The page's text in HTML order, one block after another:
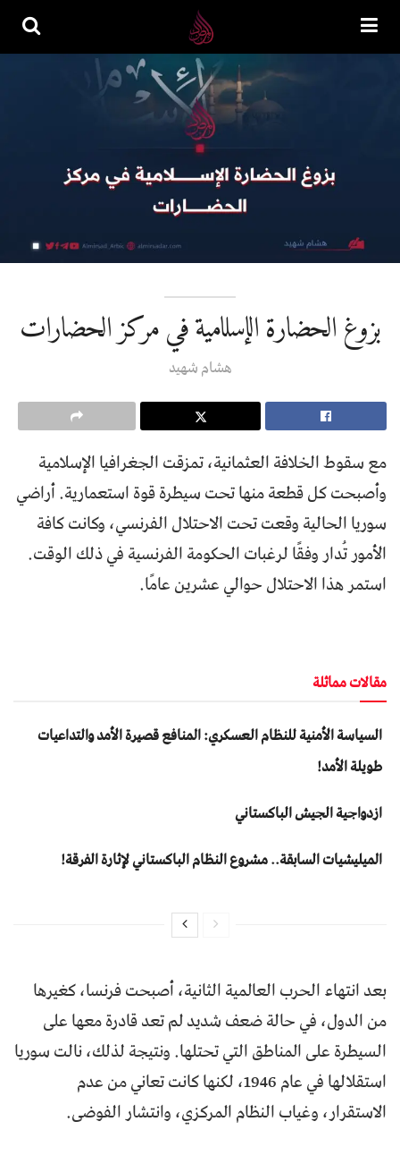
بزوغ الحضارة الإسلامية في مركز الحضارات
هشام شهيد
مع سقوط الخلافة العثمانية، تمزقت الجغرافيا الإسلامية
وأصبحت كل قطعة منها تحت سيطرة قوة استعمارية. أراضي
سوريا الحالية وقعت تحت الاحتلال الفرنسي، وكانت كافة
الأمور تُدار وفقًا لرغبات الحكومة الفرنسية في ذلك الوقت.
استمر هذا الاحتلال حوالي عشرين عامًا.
مقالات مماثلة
السياسة الأمنية للنظام العسكري: المنافع قصيرة الأمد والتداعيات
طويلة الأمد!
ازدواجية الجيش الباكستاني
المیلیشیات السابقة.. مشروع النظام الباكستاني لإثارة الفرقة!
بعد انتهاء الحرب العالمية الثانية، أصبحت فرنسا، كغيرها
من الدول، في حالة ضعف شديد لم تعد قادرة معها على
السيطرة على المناطق التي تحتلها. ونتيجة لذلك، نالت سوريا
استقلالها في عام 1946، لكنها كانت تعاني من عدم
الاستقرار، وغياب النظام المركزي، وانتشار الفوضى.